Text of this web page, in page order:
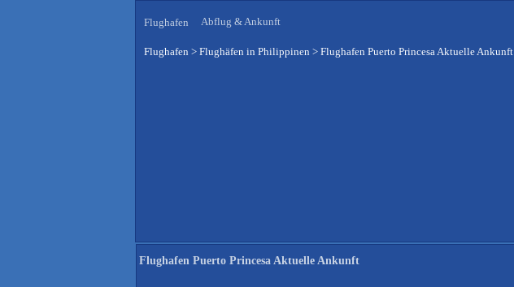
Flughafen Abflug & Ankunft
Flughafen > Flughäfen in Philippinen > Flughafen Puerto Princesa Aktuelle Ankunft
Flughafen Puerto Princesa Aktuelle Ankunft